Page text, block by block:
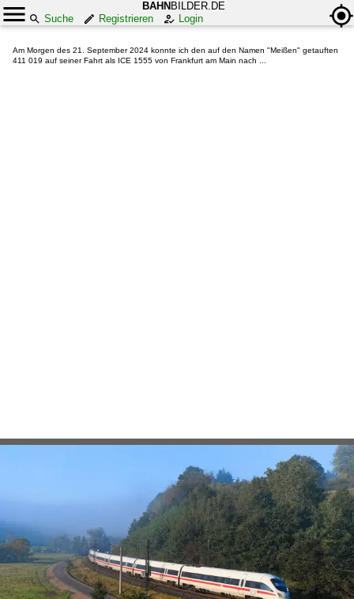
BAHN BILDER.DE
Suche
Registrieren Login
Am Morgen des 21. September 2024 konnte ich den auf den Namen "Meißen" getauften
411 019 auf seiner Fahrt als ICE 1555 von Frankfurt am Main nach ...